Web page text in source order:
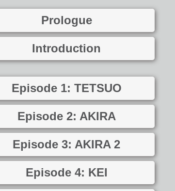
Prologue
Introduction
Episode 1: TETSUO
Episode 2: AKIRA
Episode 3: AKIRA 2
Episode 4: KEI